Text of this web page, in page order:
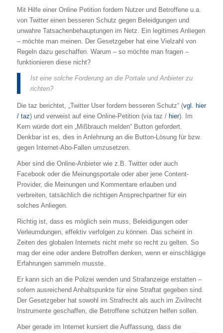
Mit Hilfe einer Online Petition fordern Nutzer und Betroffene u.a.
von Twitter einen besseren Schutz gegen Beleidgungen und
unwahre Tatsachenbehauptungen im Netz. Ein legitimes Anliegen
– möchte man meinen. Der Gesetzgeber hat eine Vielzahl von
Regeln dazu geschaffen. Warum – so möchte man fragen –
funktionieren diese nicht?
Ist eine solche Forderung an die Portale und Anbieter zu
richten?
Die taz berichtet, „Twitter User fordern besseren Schutz“ (vgl. hier
/ taz) und verweist auf eine Online-Petition (via taz / hier). Im
Kern würde dort ein „Mißbrauch melden“ Button gefordert.
Denkbar ist es, dies in Anlehnung an die Button-Lösung für bzw.
gegen Internet-Abo-Fallen umzusetzen.
Aber sind die Online-Anbieter wie z.B. Twitter oder auch
Facebook oder die Meinungsportale oder aber jene Content-
Provider, die Meinungen und Kommentare erlauben und
verbreiten, tatsächlich die richtigen Ansprechpartner für ein
solches Anliegen.
Richtig ist, dass es möglich sein muss, Beleidigungen oder
Verleumdungen, effektiv verfolgen zu können. Das scheint in
Zeiten des globalen Internets nicht mehr so recht zu gelten. So
mag der eine oder andere Betroffen denken, wenn er einschlägige
Erfahrungen sammeln musste.
Er kann sich an die Polizei wenden und Strafanzeige erstatten –
sofern ausreichend Anhaltspunkte für eine Straftat gegeben sind.
Der Gesetzgeber hat sowohl im Strafrecht als auch im Zivilrecht
Instrumente geschaffen, die Betroffene schützen helfen sollen.
Aber gerade im Internet kursiert die Auffassung, dass die